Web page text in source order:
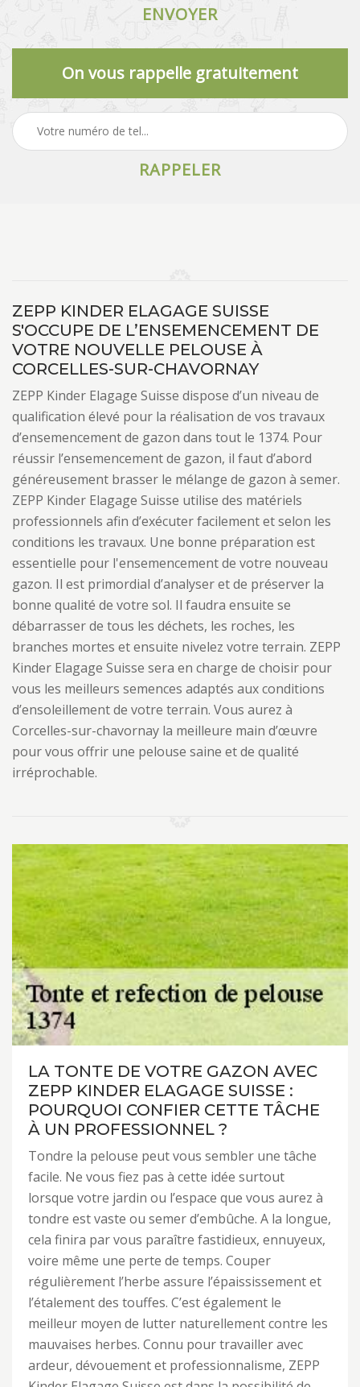
On vous rappelle gratuitement
ZEPP KINDER ELAGAGE SUISSE
S'OCCUPE DE L’ENSEMENCEMENT DE
VOTRE NOUVELLE PELOUSE À
CORCELLES-SUR-CHAVORNAY
ZEPP Kinder Elagage Suisse dispose d’un niveau de
qualification élevé pour la réalisation de vos travaux
d’ensemencement de gazon dans tout le 1374. Pour
réussir l’ensemencement de gazon, il faut d’abord
généreusement brasser le mélange de gazon à semer.
ZEPP Kinder Elagage Suisse utilise des matériels
professionnels afin d’exécuter facilement et selon les
conditions les travaux. Une bonne préparation est
essentielle pour l'ensemencement de votre nouveau
gazon. Il est primordial d’analyser et de préserver la
bonne qualité de votre sol. Il faudra ensuite se
débarrasser de tous les déchets, les roches, les
branches mortes et ensuite nivelez votre terrain. ZEPP
Kinder Elagage Suisse sera en charge de choisir pour
vous les meilleurs semences adaptés aux conditions
d’ensoleillement de votre terrain. Vous aurez à
Corcelles-sur-chavornay la meilleure main d’œuvre
pour vous offrir une pelouse saine et de qualité
irréprochable.
LA TONTE DE VOTRE GAZON AVEC
ZEPP KINDER ELAGAGE SUISSE :
POURQUOI CONFIER CETTE TÂCHE
À UN PROFESSIONNEL ?
Tondre la pelouse peut vous sembler une tâche
facile. Ne vous fiez pas à cette idée surtout
lorsque votre jardin ou l’espace que vous aurez à
tondre est vaste ou semer d’embûche. A la longue,
cela finira par vous paraître fastidieux, ennuyeux,
voire même une perte de temps. Couper
régulièrement l’herbe assure l’épaississement et
l’étalement des touffes. C’est également le
meilleur moyen de lutter naturellement contre les
mauvaises herbes. Connu pour travailler avec
ardeur, dévouement et professionnalisme, ZEPP